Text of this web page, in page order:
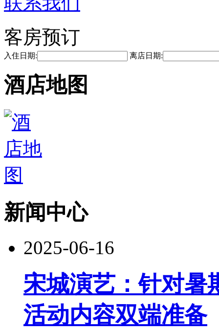
客房预订
入住日期: 离店日期:
酒店地图
新闻中心
2025-06-16
宋城演艺：针对暑
活动内容双端准备